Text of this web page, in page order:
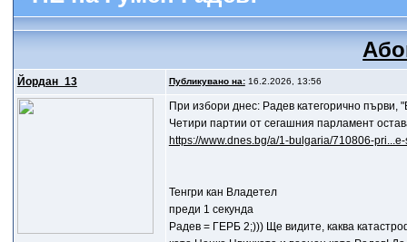
Йордан_13 Публикувано на:16.2.2026, 13:56
При избори днес: Радев категорично първи,
Четири партии от сегашния парламент
https://www.dnes.bg/a/1-bulgaria/710806-
Тенгри кан Владетел
преди 1 секунда
Радев = ГЕРБ 2;))) Ще видите, каква